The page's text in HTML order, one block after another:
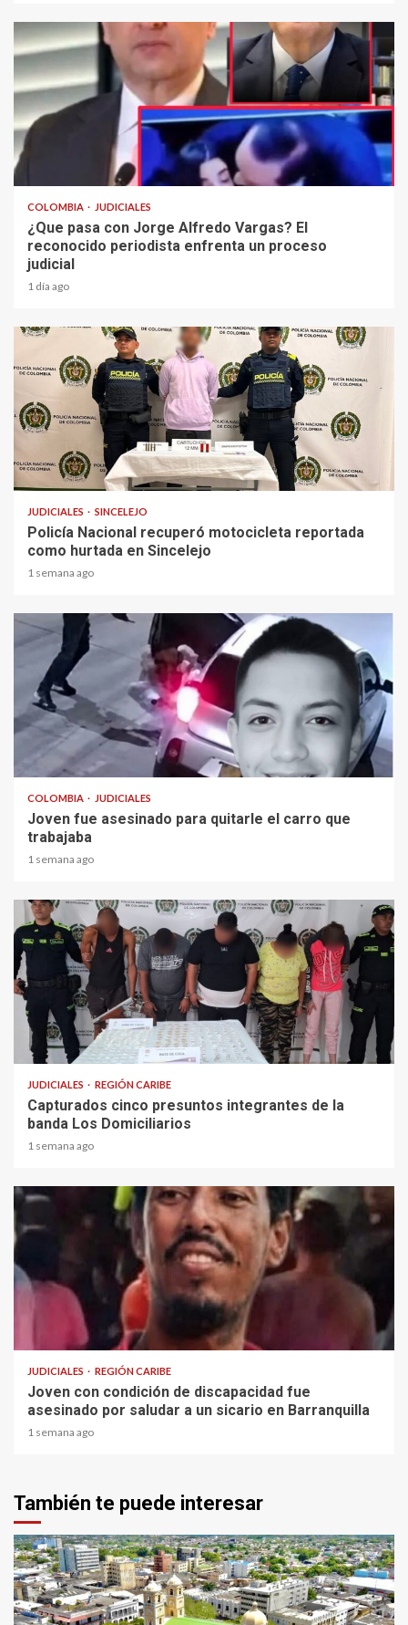
COLOMBIA JUDICIALES
¿Que pasa con Jorge Alfredo Vargas? El
reconocido periodista enfrenta un proceso
judicial
1 día ago
1 min read
JUDICIALES SINCELEJO
Policía Nacional recuperó motocicleta reportada
como hurtada en Sincelejo
1 semana ago
2 min read
COLOMBIA JUDICIALES
Joven fue asesinado para quitarle el carro que
trabajaba
1 semana ago
1 min read
JUDICIALES REGIÓN CARIBE
Capturados cinco presuntos integrantes de la
banda Los Domiciliarios
1 semana ago
JUDICIALES REGIÓN CARIBE
Joven con condición de discapacidad fue
asesinado por saludar a un sicario en Barranquilla
1 semana ago
También te puede interesar